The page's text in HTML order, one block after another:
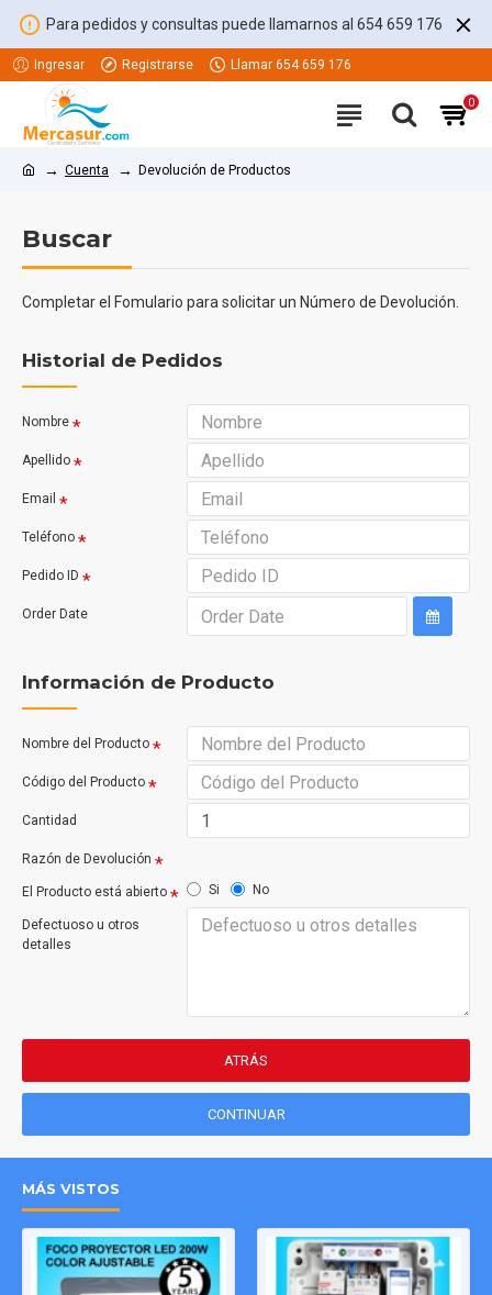
Para pedidos y consultas puede llamarnos al 654 659 176
Ingresar Registrarse Llamar 654 659 176
0
Cuenta Devolución de Productos
Buscar
Completar el Fomulario para solicitar un Número de Devolución.
Historial de Pedidos
Nombre
Apellido
Email
Teléfono
Pedido ID
Order Date
Información de Producto
Nombre del Producto
Código del Producto
Cantidad
Razón de Devolución
El Producto está abierto Si No
Defectuoso u otros
detalles
ATRÁS
CONTINUAR
MÁS VISTOS